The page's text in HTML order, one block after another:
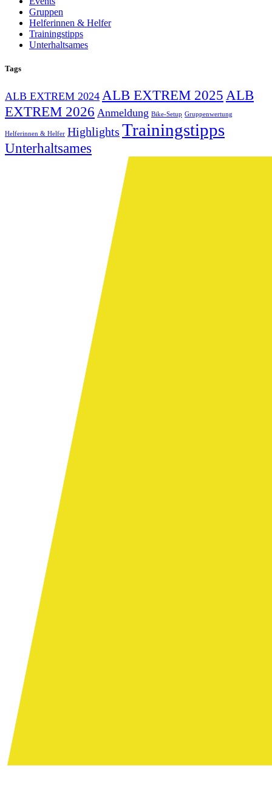
Gruppen
Helferinnen & Helfer
Trainingstipps
Unterhaltsames
Tags
ALB EXTREM 2024 ALB EXTREM 2025ALB
EXTREM 2026 Anmeldung Bike-Setup Gruppenwertung
Helferinnen & Helfer Highlights Trainingstipps
Unterhaltsames